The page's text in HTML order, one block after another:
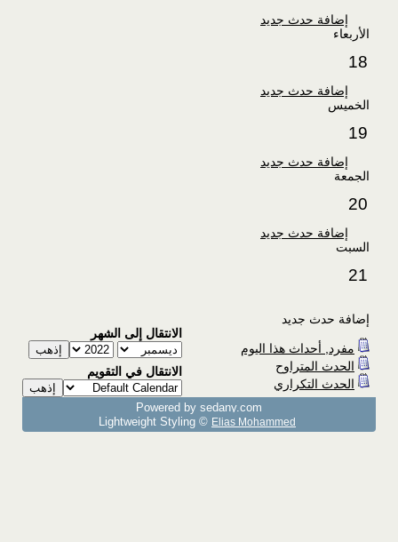
إضافة حدث جديد
الأربعاء
18
إضافة حدث جديد
الخميس
19
إضافة حدث جديد
الجمعة
20
إضافة حدث جديد
السبت
21
إضافة حدث جديد
مفرد, أحداث هذا اليوم
الحدث المتراوح
الحدث التكراري
الانتقال إلى الشهر
الانتقال في التقويم
Powered by sedany.com
Lightweight Styling © Elias Mohammed